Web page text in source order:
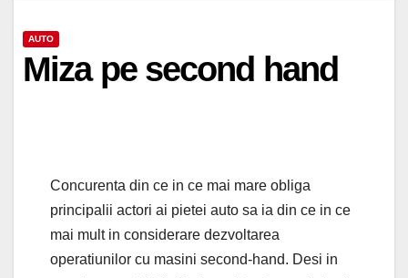
AUTO
Miza pe second hand
Concurenta din ce in ce mai mare obliga
principalii actori ai pietei auto sa ia din ce in ce
mai mult in considerare dezvoltarea
operatiunilor cu masini second-hand. Desi in